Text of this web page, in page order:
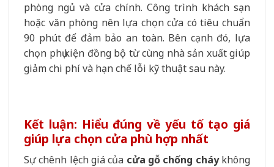
phòng ngủ và cửa chính. Công trình khách sạn
hoặc văn phòng nên lựa chọn cửa có tiêu chuẩn
90 phút để đảm bảo an toàn. Bên cạnh đó, lựa
chọn phụ kiện đồng bộ từ cùng nhà sản xuất giúp
giảm chi phí và hạn chế lỗi kỹ thuật sau này.
Kết luận: Hiểu đúng về yếu tố tạo giá
giúp lựa chọn cửa phù hợp nhất
Sự chênh lệch giá của cửa gỗ chống cháykhông